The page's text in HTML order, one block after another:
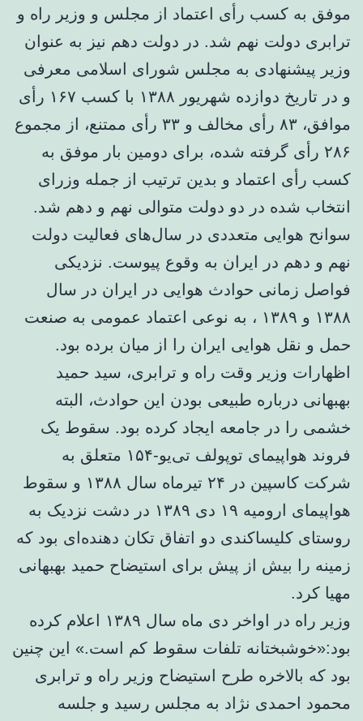
موفق به کسب رأی اعتماد از مجلس و وزیر راه و
ترابری دولت نهم شد. در دولت دهم نیز به عنوان
وزیر پیشنهادی به مجلس شورای اسلامی معرفی
و در تاریخ دوازده شهریور ۱۳۸۸ با کسب ۱۶۷ رأی
موافق، ۸۳ رأی مخالف و ۳۳ رأی ممتنع، از مجموع
۲۸۶ رأی گرفته شده، برای دومین بار موفق به
کسب رأی اعتماد و بدین ترتیب از جمله وزرای
انتخاب شده در دو دولت متوالی نهم و دهم شد.
سوانح هوایی متعددی در سال‌های فعالیت دولت
نهم و دهم در ایران به وقوع پیوست. نزدیکی
فواصل زمانی حوادث هوایی در ایران در سال
۱۳۸۸ و ۱۳۸۹ ، به نوعی اعتماد عمومی به صنعت
حمل و نقل هوایی ایران را از میان برده بود.
اظهارات وزیر وقت راه و ترابری، سید حمید
بهبهانی درباره طبیعی بودن این حوادث، البته
خشمی را در جامعه ایجاد کرده بود. سقوط یک
فروند هواپیمای توپولف تی‌یو-۱۵۴ متعلق به
شرکت کاسپین در ۲۴ تیرماه سال ۱۳۸۸ و سقوط
هواپیمای ارومیه ۱۹ دی ۱۳۸۹ در دشت نزدیک به
روستای کلیساکندی دو اتفاق تکان دهنده‌ای بود که
زمینه را بیش از پیش برای استیضاح حمید بهبهانی
مهیا کرد.
وزیر راه در اواخر دی ماه سال ۱۳۸۹ اعلام کرده
بود:«خوشبختانه تلفات سقوط کم است.» این چنین
بود که بالاخره طرح استیضاح وزیر راه و ترابری
محمود احمدی نژاد به مجلس رسید و جلسه